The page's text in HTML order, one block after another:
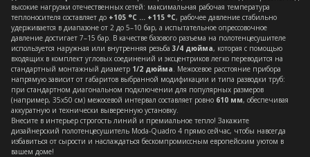
высокие нагрузки отечественных сетей: максимальная рабочая температура
теплоносителя составляет до +105 °C ... +115 °C, рабочее давление стабильно
удерживается в диапазоне от 2 до 5–10 бар, а испытательное опрессовочное
давление достигает 7–15 бар. В качестве базового разъема на полотенцесушителе
используется наружная или внутренняя резьба 3/4 дюйма, которая с помощью
входящих в комплект угловых соединений и эксцентриков легко переводится на
стандартный монтажный диаметр 1/2 дюйма. Межосевое расстояние прибора
напрямую зависит от габаритов выбранной модификации и типа разводки труб:
при стандартном диагональном подключении для популярных размеров
(например, 35х50 см) межосевой интервал составляет ровно 610 мм, обеспечивая
аккуратную и технически выверенную установку.
Внесите в интерьер строгость линий и премиальное тепло! Закажите
дизайнерский полотенцесушитель Moda-Quadro 4 прямо сейчас, чтобы навсегда
избавиться от сырости и наслаждаться бескомпромиссным европейским уютом в
вашем доме!